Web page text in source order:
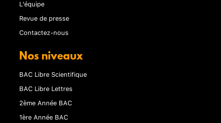
L'équipe
Revue de presse
Contactez-nous
Nos niveaux
BAC Libre Scientifique
BAC Libre Lettres
2ème Année BAC
1ère Année BAC